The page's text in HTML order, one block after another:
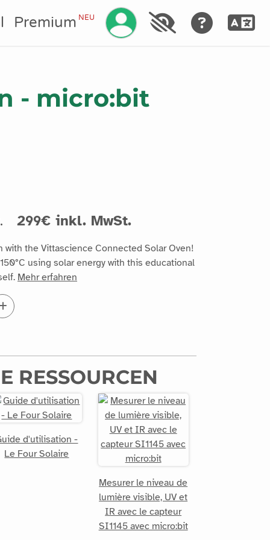
PremiumNEU Ihr Konto verwalten
- micro:bit
299€ inkl. MwSt.
with the Vittascience Connected Solar Oven!
using solar energy with this educational
Mehr erfahren
RESSOURCEN
d'utilisation -
Le Four Solaire
Mesurer le niveau de
lumière visible, UV et
IR avec le capteur
SI1145 avec micro:bit